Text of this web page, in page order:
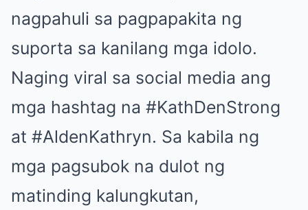
nagpahuli sa pagpapakita ng
suporta sa kanilang mga idolo.
Naging viral sa social media ang
mga hashtag na #KathDenStrong
at #AldenKathryn. Sa kabila ng
mga pagsubok na dulot ng
matinding kalungkutan,